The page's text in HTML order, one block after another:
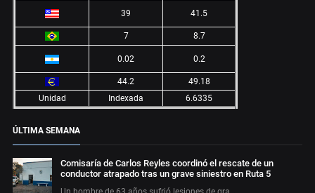
39 41.5
7 8.7
0.02 0.2
44.2
49.18
Unidad
Indexada 6.6335
ÚLTIMA SEMANA
Comisaría de Carlos Reyles coordinó el rescate de un
conductor atrapado tras un grave siniestro en Ruta 5